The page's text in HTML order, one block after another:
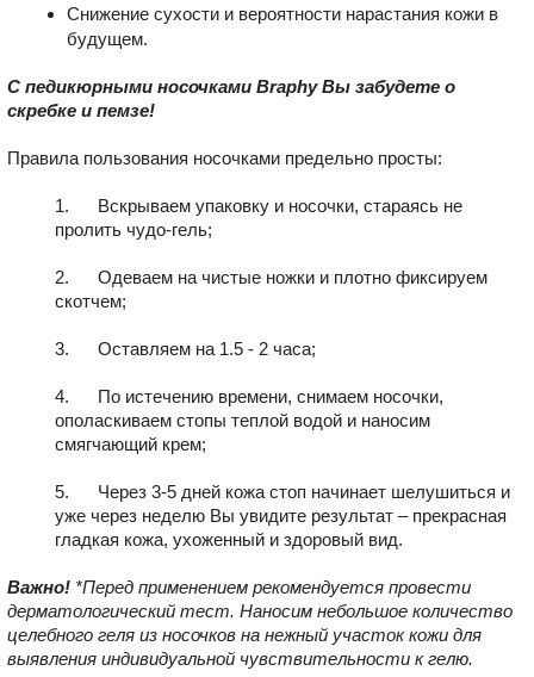
Снижение сухости и вероятности нарастания кожи в
будущем.
С педикюрными носочками Braphy Вы забудете о
скребке и пемзе!
Правила пользования носочками предельно просты:
1. Вскрываем упаковку и носочки, стараясь не
пролить чудо-гель;
2. Одеваем на чистые ножки и плотно фиксируем
скотчем;
3. Оставляем на 1.5 - 2 часа;
4. По истечению времени, снимаем носочки,
ополаскиваем стопы теплой водой и наносим
смягчающий крем;
5. Через 3-5 дней кожа стоп начинает шелушиться и
уже через неделю Вы увидите результат – прекрасная
гладкая кожа, ухоженный и здоровый вид.
Важно! *Перед применением рекомендуется провести
дерматологический тест. Наносим небольшое количество
целебного геля из носочков на нежный участок кожи для
выявления индивидуальной чувствительности к гелю.